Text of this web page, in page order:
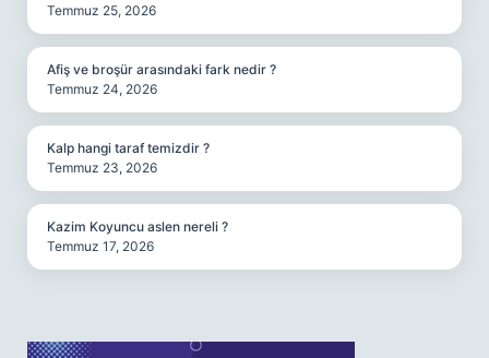
Temmuz 25, 2026
Afiş ve broşür arasındaki fark nedir ?
Temmuz 24, 2026
Kalp hangi taraf temizdir ?
Temmuz 23, 2026
Kazim Koyuncu aslen nereli ?
Temmuz 17, 2026